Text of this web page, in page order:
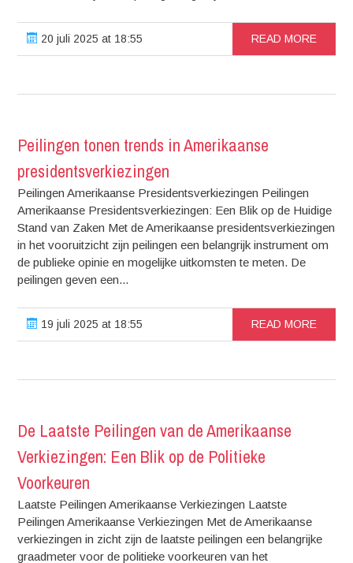
20 juli 2025 at 18:55 READ MORE
Peilingen tonen trends in Amerikaanse
presidentsverkiezingen
Peilingen Amerikaanse Presidentsverkiezingen Peilingen
Amerikaanse Presidentsverkiezingen: Een Blik op de Huidige
Stand van Zaken Met de Amerikaanse presidentsverkiezingen
in het vooruitzicht zijn peilingen een belangrijk instrument om
de publieke opinie en mogelijke uitkomsten te meten. De
peilingen geven een...
19 juli 2025 at 18:55 READ MORE
De Laatste Peilingen van de Amerikaanse
Verkiezingen: Een Blik op de Politieke
Voorkeuren
Laatste Peilingen Amerikaanse Verkiezingen Laatste
Peilingen Amerikaanse Verkiezingen Met de Amerikaanse
verkiezingen in zicht zijn de laatste peilingen een belangrijke
graadmeter voor de politieke voorkeuren van het